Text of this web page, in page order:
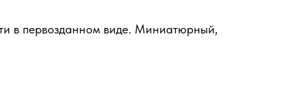
в первозданном виде. Миниатюрный,